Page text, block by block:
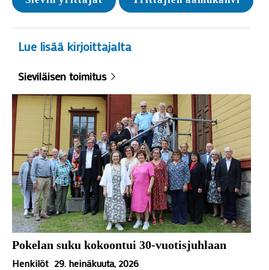
Lue lisää kirjoittajalta
Sieviläisen toimitus
Pokelan suku kokoontui 30-vuotisjuhlaan
Henkilöt 29. heinäkuuta, 2026